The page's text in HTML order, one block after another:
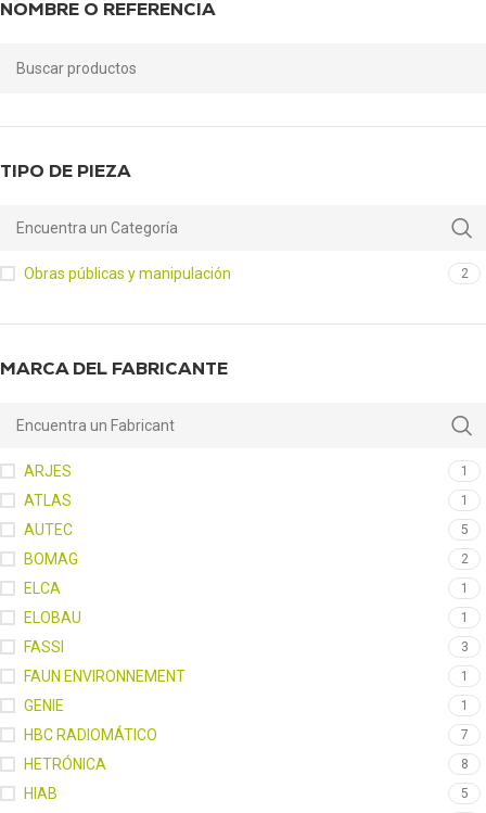
NOMBRE O REFERENCIA
TIPO DE PIEZA
Obras públicas y manipulación 2
MARCA DEL FABRICANTE
ARJES 1
ATLAS 1
AUTEC 5
BOMAG 2
ELCA 1
ELOBAU 1
FASSI 3
FAUN ENVIRONNEMENT 1
GENIE 1
HBC RADIOMÁTICO 7
HETRÓNICA 8
HIAB 5